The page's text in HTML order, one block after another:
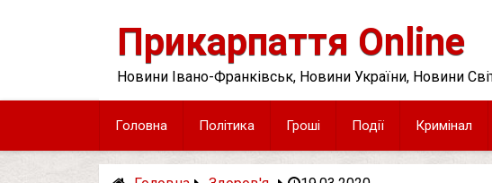
Прикарпаття Online
Новини Івано-Франківськ, Новини України, Новини
Головна Політика Гроші Події Кримінал